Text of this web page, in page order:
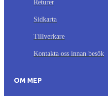
Returer
Sidkarta
Tillverkare
Kontakta oss innan besök
OM MEP